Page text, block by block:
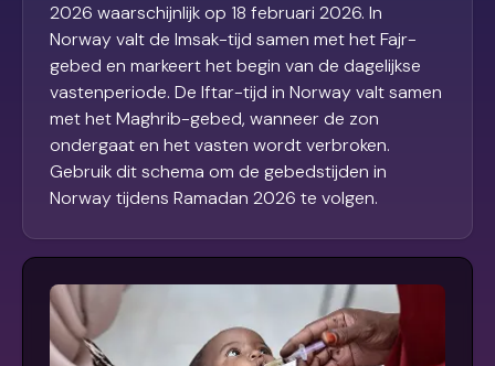
2026 waarschijnlijk op 18 februari 2026. In
Norway valt de Imsak-tijd samen met het Fajr-
gebed en markeert het begin van de dagelijkse
vastenperiode. De Iftar-tijd in Norway valt samen
met het Maghrib-gebed, wanneer de zon
ondergaat en het vasten wordt verbroken.
Gebruik dit schema om de gebedstijden in
Norway tijdens Ramadan 2026 te volgen.